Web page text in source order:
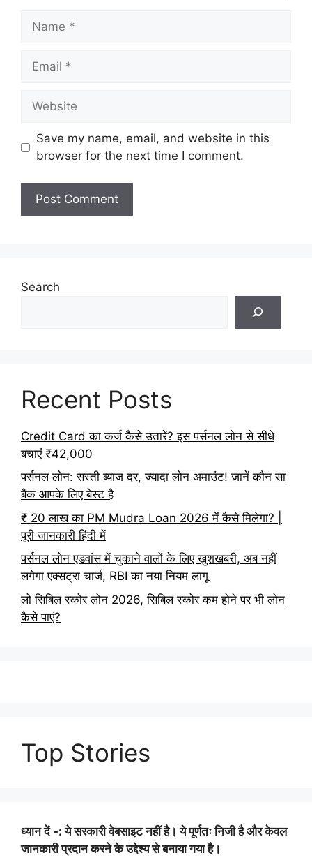
Name
Email
Website
Save my name, email, and website in this
browser for the next time I comment.
Search
Recent Posts
Credit Card का कर्ज कैसे उतारें? इस पर्सनल लोन से सीधे
बचाएं ₹42,000
पर्सनल लोन: सस्ती ब्याज दर, ज्यादा लोन अमाउंट! जानें कौन सा
बैंक आपके लिए बेस्ट है
₹ 20 लाख का PM Mudra Loan 2026 में कैसे मिलेगा? |
पूरी जानकारी हिंदी में
पर्सनल लोन एडवांस में चुकाने वालों के लिए खुशखबरी, अब नहीं
लगेगा एक्सट्रा चार्ज, RBI का नया नियम लागू
लो सिबिल स्कोर लोन 2026, सिबिल स्कोर कम होने पर भी लोन
कैसे पाएं?
Top Stories
ध्यान दें -: ये सरकारी वेबसाइट नहीं है। ये पूर्णतः निजी है और केवल
जानकारी प्रदान करने के उद्देश्य से बनाया गया है।